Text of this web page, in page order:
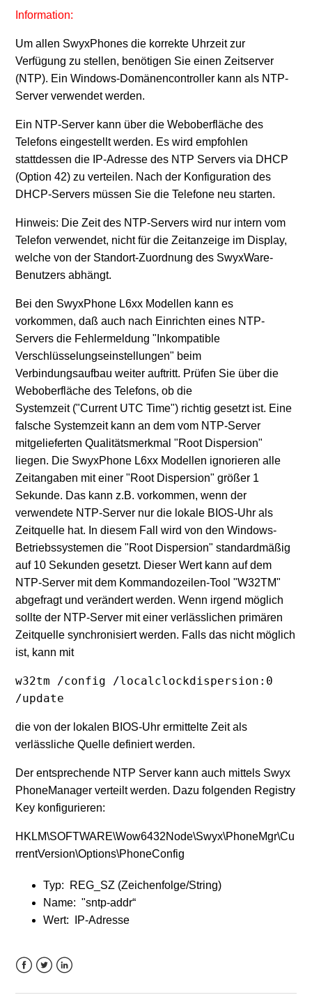
Information:
Um allen SwyxPhones die korrekte Uhrzeit zur
Verfügung zu stellen, benötigen Sie einen Zeitserver
(NTP). Ein Windows-Domänencontroller kann als NTP-
Server verwendet werden.
Ein NTP-Server kann über die Weboberfläche des
Telefons eingestellt werden. Es wird empfohlen
stattdessen die IP-Adresse des NTP Servers via DHCP
(Option 42) zu verteilen. Nach der Konfiguration des
DHCP-Servers müssen Sie die Telefone neu starten.
Hinweis: Die Zeit des NTP-Servers wird nur intern vom
Telefon verwendet, nicht für die Zeitanzeige im Display,
welche von der Standort-Zuordnung des SwyxWare-
Benutzers abhängt.
Bei den SwyxPhone L6xx Modellen kann es
vorkommen, daß auch nach Einrichten eines NTP-
Servers die Fehlermeldung "Inkompatible
Verschlüsselungseinstellungen" beim
Verbindungsaufbau weiter auftritt. Prüfen Sie über die
Weboberfläche des Telefons, ob die
Systemzeit ("Current UTC Time") richtig gesetzt ist. Eine
falsche Systemzeit kann an dem vom NTP-Server
mitgelieferten Qualitätsmerkmal "Root Dispersion"
liegen. Die SwyxPhone L6xx Modellen ignorieren alle
Zeitangaben mit einer "Root Dispersion" größer 1
Sekunde. Das kann z.B. vorkommen, wenn der
verwendete NTP-Server nur die lokale BIOS-Uhr als
Zeitquelle hat. In diesem Fall wird von den Windows-
Betriebssystemen die "Root Dispersion" standardmäßig
auf 10 Sekunden gesetzt. Dieser Wert kann auf dem
NTP-Server mit dem Kommandozeilen-Tool "W32TM"
abgefragt und verändert werden. Wenn irgend möglich
sollte der NTP-Server mit einer verlässlichen primären
Zeitquelle synchronisiert werden. Falls das nicht möglich
ist, kann mit
w32tm /config /localclockdispersion:0
/update
die von der lokalen BIOS-Uhr ermittelte Zeit als
verlässliche Quelle definiert werden.
Der entsprechende NTP Server kann auch mittels Swyx
PhoneManager verteilt werden. Dazu folgenden Registry
Key konfigurieren:
HKLM\SOFTWARE\Wow6432Node\Swyx\PhoneMgr\Cu
rrentVersion\Options\PhoneConfig
Typ: REG_SZ (Zeichenfolge/String)
Name: "sntp-addr“
Wert: IP-Adresse